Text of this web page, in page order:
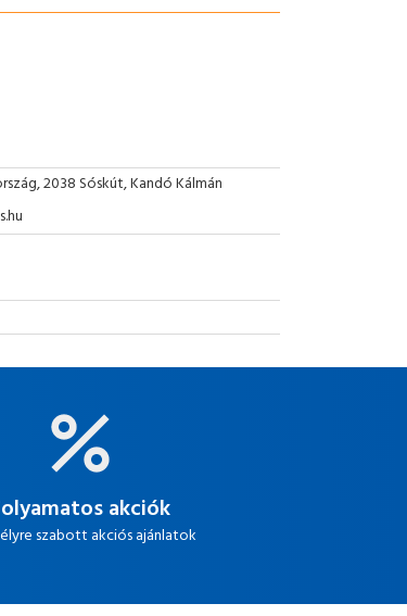
2038 Sóskút, Kandó Kálmán
akciók
szabott akciós ajánlatok